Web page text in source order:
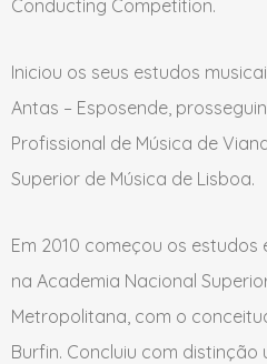
Conducting Competition.
Iniciou os seus estudos
Antas – Esposende,
Profissional de Música de
Superior de Música de Lisboa.
Em 2010 começou os
na Academia Nacional
Metropolitana, com o
Burfin. Concluiu com